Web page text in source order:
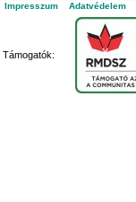
Impresszum Adatvédelem
Támogatók: